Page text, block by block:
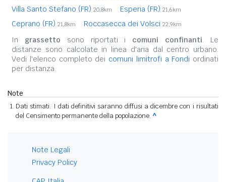
Villa Santo Stefano (FR) 20,8km Esperia (FR) 21,6km
Ceprano (FR) 21,8km Roccasecca dei Volsci 22,9km
In grassetto sono riportati i comuni confinanti. Le
distanze sono calcolate in linea d'aria dal centro urbano.
Vedi l'elenco completo dei comuni limitrofi a Fondi ordinati
per distanza.
Note
Dati stimati. I dati definitivi saranno diffusi a dicembre con i risultati
del Censimento permanente della popolazione. ^
Note Legali
Privacy Policy